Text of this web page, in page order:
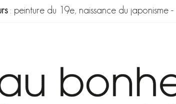
: peinture du 19e, naissance du japonisme-